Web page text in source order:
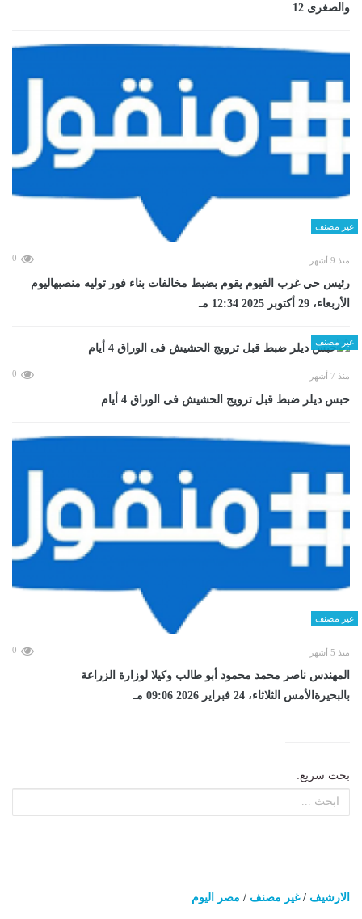
والصغرى 12
غير مصنف
منذ 9 أشهر 0
رئيس حي غرب الفيوم يقوم بضبط مخالفات بناء فور توليه منصبهاليوم
الأربعاء، 29 أكتوبر 2025 12:34 مـ
غير مصنف
منذ 7 أشهر 0
حبس ديلر ضبط قبل ترويج الحشيش فى الوراق 4 أيام
غير مصنف
منذ 5 أشهر 0
المهندس ناصر محمد محمود أبو طالب وكيلا لوزارة الزراعة
بالبحيرةالأمس الثلاثاء، 24 فبراير 2026 09:06 مـ
بحث سريع:
الارشيف /غير مصنف / مصر اليوم